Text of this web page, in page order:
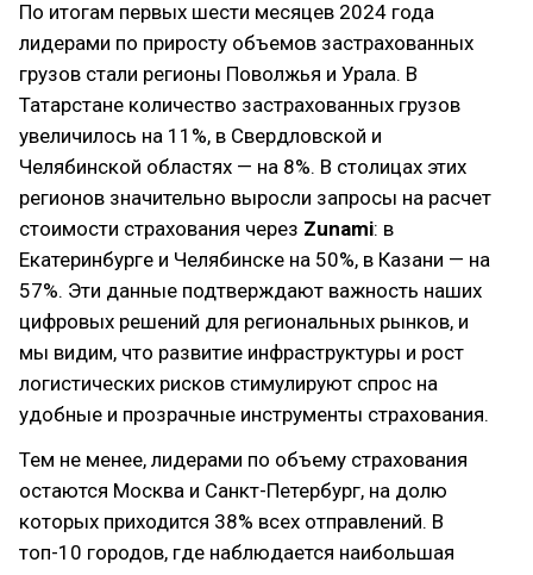
По итогам первых шести месяцев 2024 года
лидерами по приросту объемов застрахованных
грузов стали регионы Поволжья и Урала. В
Татарстане количество застрахованных грузов
увеличилось на 11%, в Свердловской и
Челябинской областях — на 8%. В столицах этих
регионов значительно выросли запросы на расчет
стоимости страхования через Zunami: в
Екатеринбурге и Челябинске на 50%, в Казани — на
57%. Эти данные подтверждают важность наших
цифровых решений для региональных рынков, и
мы видим, что развитие инфраструктуры и рост
логистических рисков стимулируют спрос на
удобные и прозрачные инструменты страхования.
Тем не менее, лидерами по объему страхования
остаются Москва и Санкт-Петербург, на долю
которых приходится 38% всех отправлений. В
топ-10 городов, где наблюдается наибольшая